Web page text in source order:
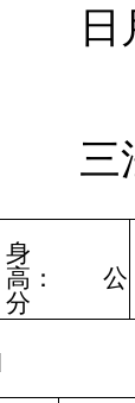
身
高： 公
分